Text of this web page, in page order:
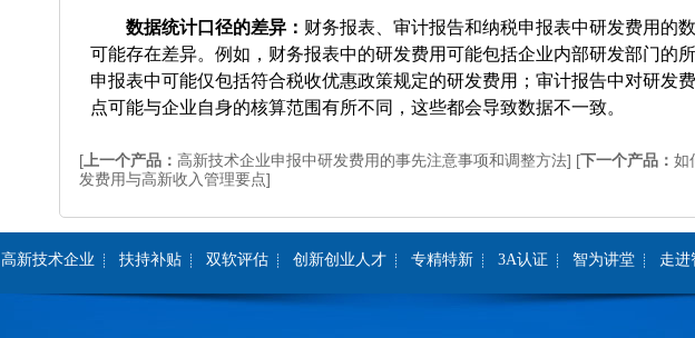
数据统计口径的差异： 财务报表、审计报告和纳税申报表中研发费用的
可能存在差异。例如，财务报表中的研发费用可能包括企业内部研发部门的
申报表中可能仅包括符合税收优惠政策规定的研发费用；审计报告中对研发
点可能与企业自身的核算范围有所不同，这些都会导致数据不一致。
[ 上一个产品： 高新技术企业申报中研发费用的事先注意事项和调整方法] [下一个产品： 如
发费用与高新收入管理要点]
高新技术企业 扶持补贴 双软评估 创新创业人才 专精特新 3A认证 智为讲堂 走进